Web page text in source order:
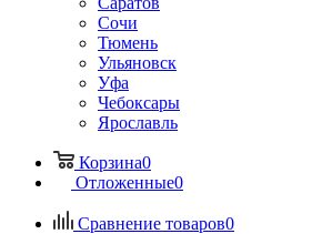
Сочи
Тюмень
Ульяновск
Уфа
Чебоксары
Ярославль
Корзина0
Отложенные0
Сравнение товаров0